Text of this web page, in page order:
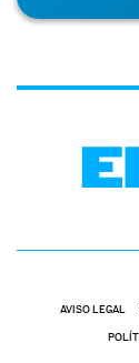
AVISO LEGAL